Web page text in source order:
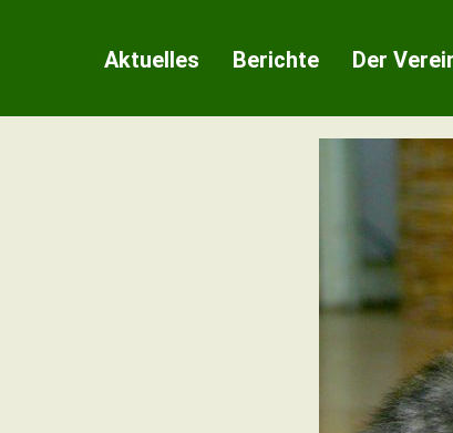
Aktuelles Berichte Der